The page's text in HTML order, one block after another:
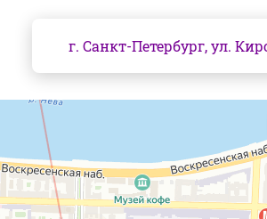
г. Санкт-Петербург, ул.